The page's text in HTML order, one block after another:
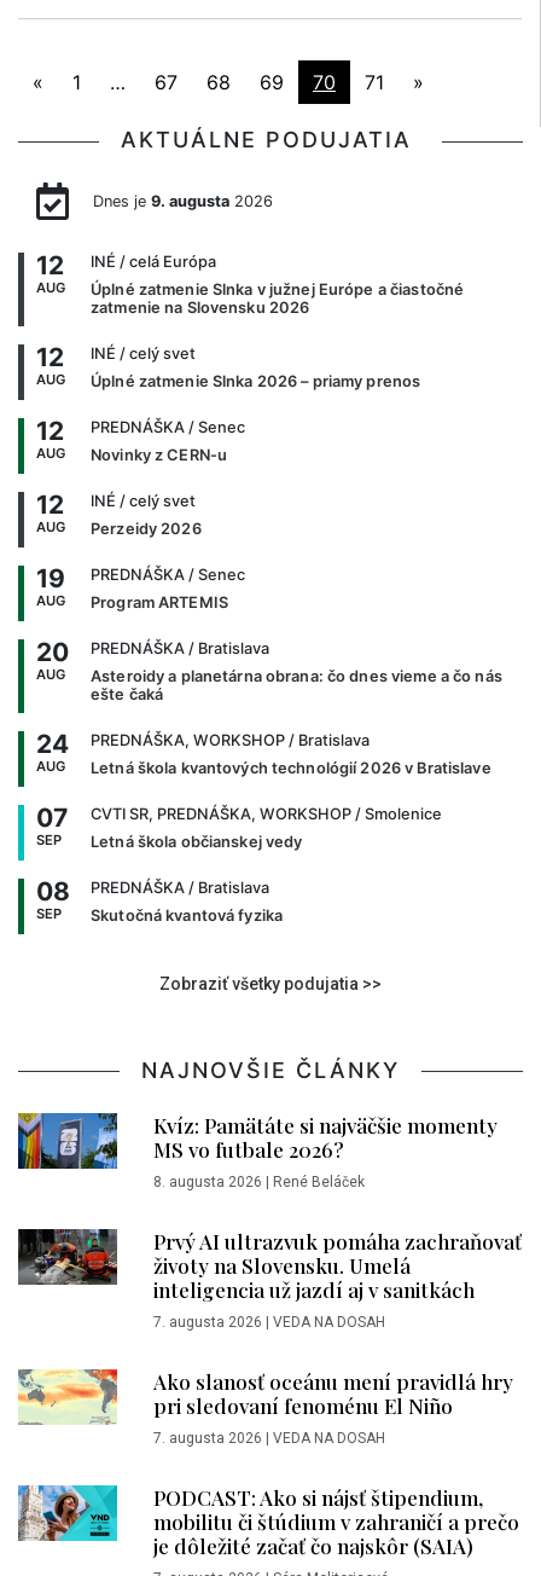
« 1 … 67 68 69 70 71 »
AKTUÁLNE PODUJATIA
Dnes je 9. augusta2026
12
AUG
INÉ / celá Európa
Úplné zatmenie Slnka v južnej Európe a čiastočné
zatmenie na Slovensku 2026
12
AUG
INÉ / celý svet
Úplné zatmenie Slnka 2026 – priamy prenos
12
AUG
PREDNÁŠKA / Senec
Novinky z CERN-u
12
AUG
INÉ / celý svet
Perzeidy 2026
19
AUG
PREDNÁŠKA / Senec
Program ARTEMIS
20
AUG
PREDNÁŠKA / Bratislava
Asteroidy a planetárna obrana: čo dnes vieme a čo nás
ešte čaká
24
AUG
PREDNÁŠKA, WORKSHOP / Bratislava
Letná škola kvantových technológií 2026 v Bratislave
07
SEP
CVTI SR, PREDNÁŠKA, WORKSHOP / Smolenice
Letná škola občianskej vedy
08
SEP
PREDNÁŠKA / Bratislava
Skutočná kvantová fyzika
Zobraziť všetky podujatia >>
NAJNOVŠIE ČLÁNKY
Kvíz: Pamätáte si najväčšie momenty
MS vo futbale 2026?
8. augusta 2026 | René Beláček
Prvý AI ultrazvuk pomáha zachraňovať
životy na Slovensku. Umelá
inteligencia už jazdí aj v sanitkách
7. augusta 2026 | VEDA NA DOSAH
Ako slanosť oceánu mení pravidlá hry
pri sledovaní fenoménu El Niño
7. augusta 2026 | VEDA NA DOSAH
PODCAST: Ako si nájsť štipendium,
mobilitu či štúdium v zahraničí a prečo
je dôležité začať čo najskôr (SAIA)